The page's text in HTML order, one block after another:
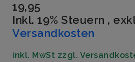
19,95
Inkl. 19% Steuern ,
Versandkosten
inkl. MwSt zzgl.